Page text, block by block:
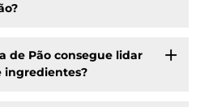
de Pão consegue lidar
ingredientes?